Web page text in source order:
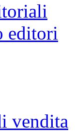
editori
vendita